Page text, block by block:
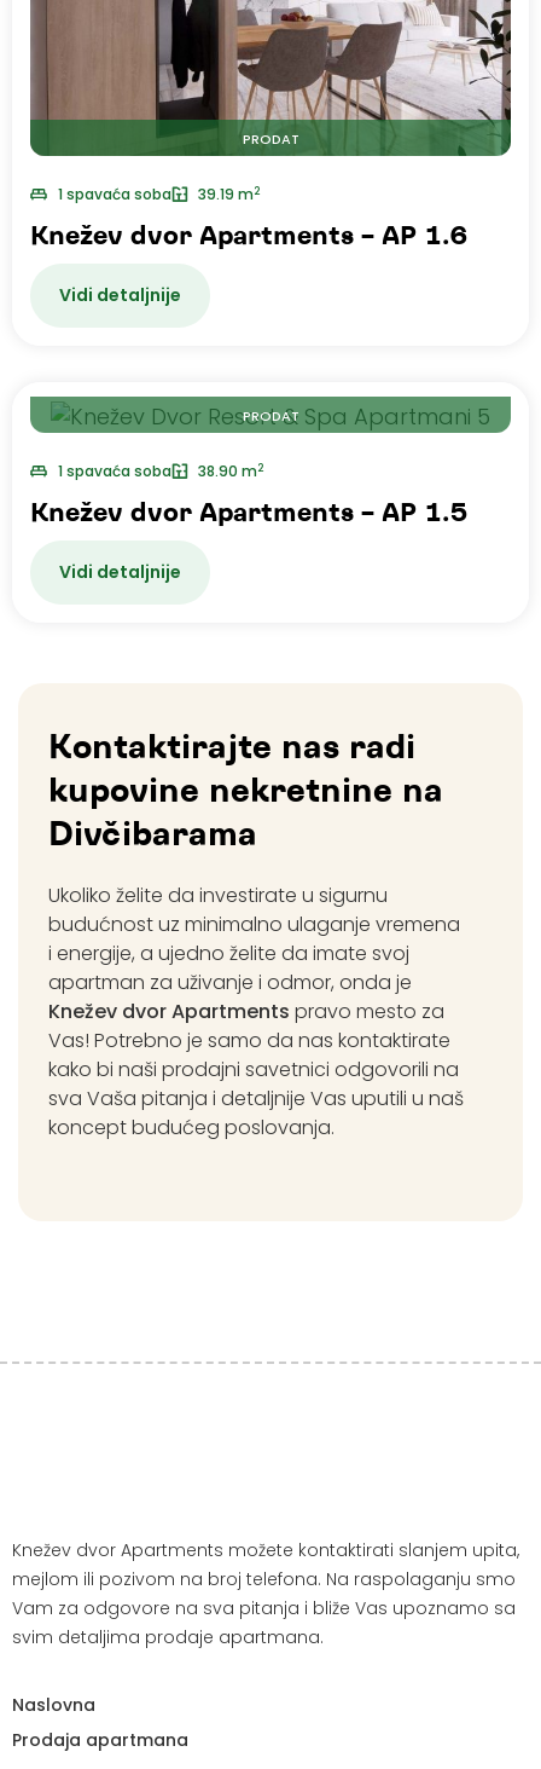
PRODAT
1 spavaća soba 39.19 m2
Knežev dvor Apartments – AP 1.6
Vidi detaljnije
PRODAT
1 spavaća soba 38.90 m2
Knežev dvor Apartments – AP 1.5
Vidi detaljnije
Kontaktirajte nas radi
kupovine nekretnine na
Divčibarama​
Ukoliko želite da investirate u sigurnu
budućnost uz minimalno ulaganje vremena
i energije, a ujedno želite da imate svoj
apartman za uživanje i odmor, onda je
Knežev dvor Apartments pravo mesto za
Vas! Potrebno je samo da nas kontaktirate
kako bi naši prodajni savetnici odgovorili na
sva Vaša pitanja i detaljnije Vas uputili u naš
koncept budućeg poslovanja.
Knežev dvor Apartments možete kontaktirati slanjem upita,
mejlom ili pozivom na broj telefona. Na raspolaganju smo
Vam za odgovore na sva pitanja i bliže Vas upoznamo sa
svim detaljima prodaje apartmana.
Naslovna
Prodaja apartmana